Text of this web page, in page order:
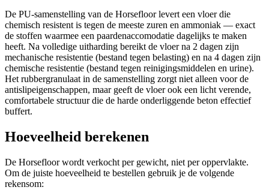
De PU-samenstelling van de Horsefloor levert een vloer die
chemisch resistent is tegen de meeste zuren en ammoniak — exact
de stoffen waarmee een paardenaccomodatie dagelijks te maken
heeft. Na volledige uitharding bereikt de vloer na 2 dagen zijn
mechanische resistentie (bestand tegen belasting) en na 4 dagen zijn
chemische resistentie (bestand tegen reinigingsmiddelen en urine).
Het rubbergranulaat in de samenstelling zorgt niet alleen voor de
antislipeigenschappen, maar geeft de vloer ook een licht verende,
comfortabele structuur die de harde onderliggende beton effectief
buffert.
Hoeveelheid berekenen
De Horsefloor wordt verkocht per gewicht, niet per oppervlakte.
Om de juiste hoeveelheid te bestellen gebruik je de volgende
rekensom: